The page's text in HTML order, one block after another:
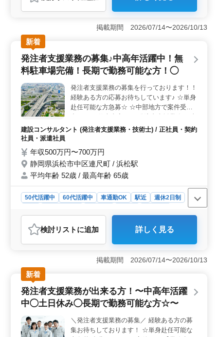
おすすめポイント
＜経験とキャリア＞ 愛知県名古屋市東区東大曽根町に
て、発注者支援業務の募集を行っています。中高年層が
活躍する環境で、新規入札案件に携わる機会がありま
す。東海エリア全域の案件に関与し、工事監督支援業務
を通じて、施工計画や品質管理など多岐にわたる業務に
参加することができます。 ＜優遇条件＞ 1級土木施
工管理技士の資格をお持ちで、土木施工管理業務経験ま
す。CAD経験も必要となります。特に50代や60代の経験
者を歓迎し、社宅も完備していますので、安心して働く
ことができます。 ＜働きやすさ＞ 週休2日制で、土
日祝が休みとなります。また、福利厚生も充実してお
り、通勤手当や各種保険などが支給されます。月20時間
程度の残業もあり、ワークライフバランスを保ちながら
業務に取り組むことができます。
掲載期間 2026/07/14〜2026/10/13
新着
発注者支援業務の募集♪中高年活躍中！無
料駐車場完備！長期で勤務可能な方！◯
発注者支援業務の募集を行っております！！
経験ある方の応募お待ちしています♪ ☆単身
赴任可能な方急募☆ ☆中部地方で案件受注
中☆ 〜お仕事内容〜 ・発注者支援業務(工事
監督支援業務) ・工事管理(品質・工程・安
あり ・資料作成業務 等 ＊車通勤可能 ＊単
身用宿舎完備 ＊50代、60代歓迎 50代以上で
土木施工管理業務経験者の方、お気軽にお問
い合わせ下さい♪ ＼皆様のご応募お待ちして
おります／
建設コンサルタント (発注者支援業務・技術士) / 正社員・契約
社員・派遣社員
年収500万円〜700万円
静岡県浜松市中区連尺町 / 浜松駅
平均年齢 52歳 / 最高年齢 65歳
50代活躍中 60代活躍中 車通勤OK 駅近
週休2日制
建設コンサルタント
おすすめポイント
＜経験とキャリア＞ 静岡県浜松市中区連尺町におい
て、発注者支援業務の募集を行っています。中高年層の
方が活躍する環境で、長期にわたって勤務できる方を求
めています。工事監督支援業務や工事管理に携わりなが
ら、現場での打ち合わせやCAD操作など多彩な業務を行
います。 ＜優遇条件＞ 1級土木施工管理技士の資格
をお持ちで、土木施工管理業務経験または発注者支援業
す。50代以上や60代の経験者を特に募集し、無料駐車場
完備や社宅の用意もあり、快適な環境での勤務が可能で
検討リスト に追加 詳しく見る
掲載期間 2026/07/14〜2026/10/13
新着
発注者支援業務が出来る方！〜中高年活躍
中◯土日休み◯長期で勤務可能な方☆〜
＼発注者支援業務の募集／ 経験ある方の募
集お待ちしております！ ☆単身赴任可能な